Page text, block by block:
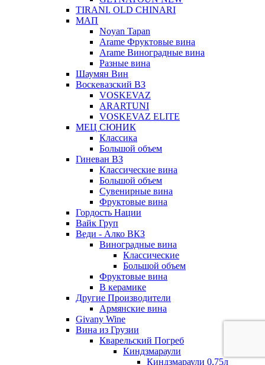
TIRANI. OLD CHINARI
МАП
Noyan Tapan
Arame Фруктовые вина
Arame Виноградные вина
Разные вина
Шаумян Вин
Воскевазский ВЗ
VOSKEVAZ
ARARTUNI
VOSKEVAZ ELITE
МЕЦ СЮНИК
Классика
Большой объем
Гиневан ВЗ
Классические вина
Большой объем
Сувенирные вина
Фруктовые вина
Гордость Нации
Вайк Груп
Веди - Алко ВКЗ
Виноградные вина
Классические
Большой объем
Фруктовые вина
В керамике
Другие Производители
Армянские вина
Givany Wine
Вина из Грузии
Кварельский Погреб
Киндзмараули
Киндзмараули 0,75л